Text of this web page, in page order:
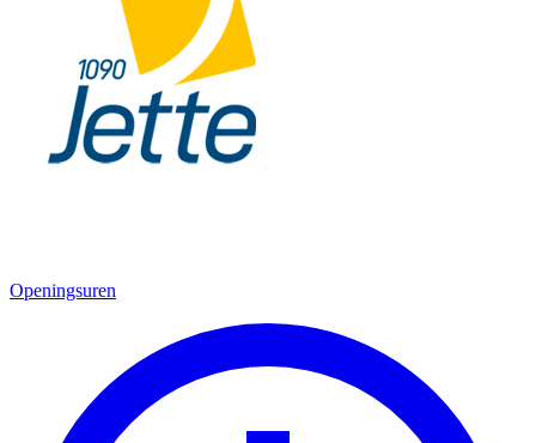
Openingsuren